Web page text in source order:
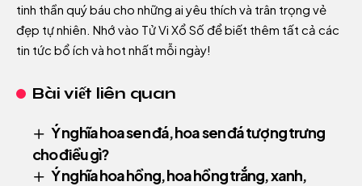
tinh thần quý báu cho những ai yêu thích và trân trọng vẻ
đẹp tự nhiên. Nhớ vào Tử Vi Xổ Số để biết thêm tất cả các
tin tức bổ ích và hot nhất mỗi ngày!
Bài viết liên quan
Ý nghĩa hoa sen đá, hoa sen đá tượng trưng
cho điều gì?
Ý nghĩa hoa hồng, hoa hồng trắng, xanh,